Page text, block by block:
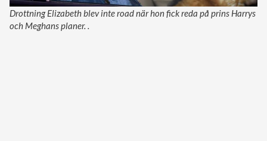
Drottning Elizabeth blev inte road när hon fick reda på prins Harrys
och Meghans planer. .